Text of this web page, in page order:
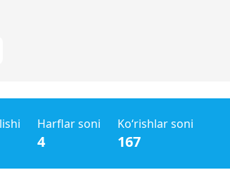
Harflar soni
4
Ko‘rishlar soni
167